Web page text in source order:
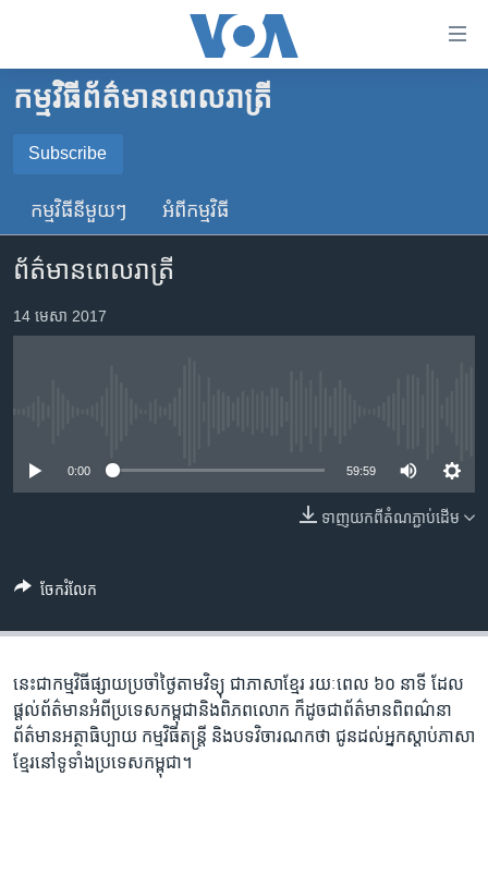
គេហទំព័រ​
ទាក់ទង
រំលង​
ទំព័រ​
ព័ត៌មាន​​
តែ​
ម្តង
រចនា
ចូល​
ស្វែង​
កម្ពុជា
អន្តរជាតិ
ចិន
ហេឡូវីអូអេ
កម្ពុជាច្នៃប្រតិដ្ឋ
កម្មវិធីទាំងអស់
បណ្តាញ​សង្គម
ភាសា
កម្មវិធី​ព័ត៌មាន​ពេលរាត្រី
Subscribe
SUBSCRIBE
YouTube Music
កម្មវិធី​នីមួយៗ អំពី​កម្មវិធី​
ព័ត៌មានពេលរាត្រី
14 មេសា 2017
0:00 59:59
ទាញ​យក​ពី​តំណភ្ជាប់​ដើម
ចែករំលែក
នេះ​ជា​កម្ម​វិធី​ផ្សាយ​ប្រចាំ​ថ្ងៃ​តាម​វិទ្យុ ​ជាភាសា​ខ្មែរ​ រយៈ​ពេល​ ៦០​ នាទី ដែល​
ផ្តល់​ព័ត៌មាន​អំពី​ប្រទេស​កម្ពុជា​និង​ពិភព​លោក ​ក៏ដូច​ជា​ព័ត៌មាន​ពិពណ៌នា
ព័ត៌មាន​អត្ថាធិប្បាយ​ កម្ម​វិធី​តន្ត្រី ​និង​បទ​វិចារណកថា​ ជូន​ដល់​អ្នក​ស្តាប់​ភាសា​
ខ្មែរ​នៅ​ទូទាំង​ប្រទេស​កម្ពុជា។